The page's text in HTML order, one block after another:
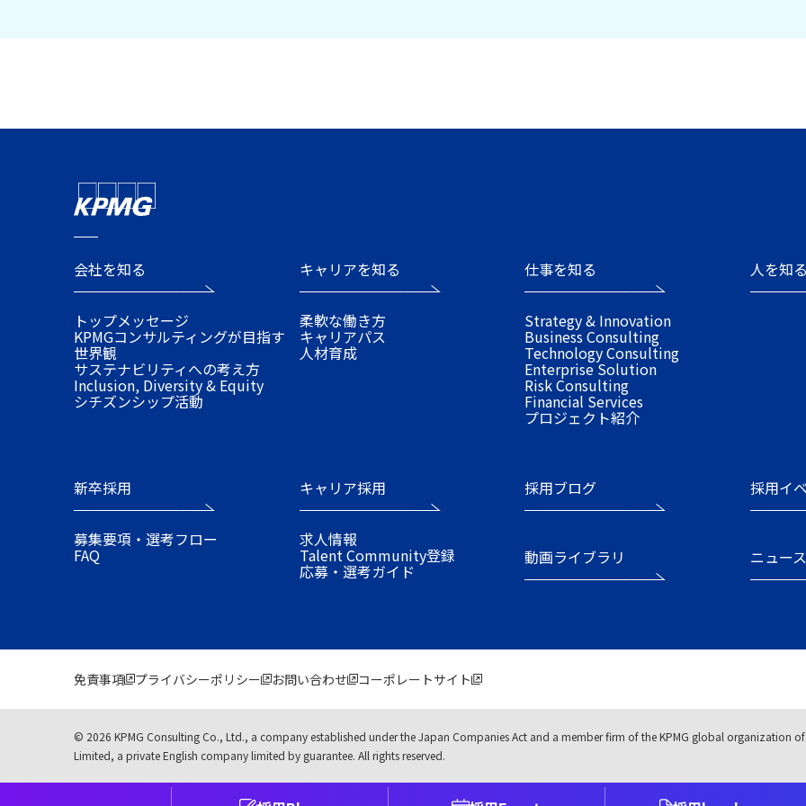
会社を知る
トップメッセージ
KPMGコンサルティングが目指す
世界観
サステナビリティへの考え方
Inclusion, Diversity & Equity
シチズンシップ活動
キャリアを知る
柔軟な働き方
キャリアパス
人材育成
仕事を知る
Strategy & Innovation
Business Consulting
Technology Consulting
Enterprise Solution
Risk Consulting
Financial Services
プロジェクト紹介
人を知
新卒採用
募集要項・選考フロー
FAQ
キャリア採用
求人情報
Talent Community登録
応募・選考ガイド
採用ブログ
動画ライブラリ
採用イ
ニュー
免責事項 プライバシーポリシー お問い合わせ コーポレートサイト
© 2026 KPMG Consulting Co., Ltd., a company established under the Japan Companies Act and a member firm of the KPMG global organization
Limited, a private English company limited by guarantee. All rights reserved.